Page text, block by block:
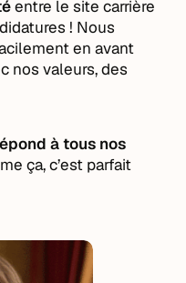
entre le site carrière
! Nous
en avant
nos valeurs, des
à tous nos
ça, c’est parfait